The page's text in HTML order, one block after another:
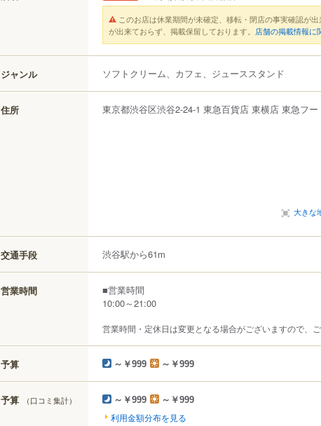
このお店は休業期間が未確定、移転・閉店の事実確認が
が出来ておらず、掲載保留しております。 店舗の掲載情報に
ジャンル ソフトクリーム、カフェ、ジューススタンド
住所 東京都渋谷区渋谷2-24-1 東急百貨店 東横店 東急フ
大きな
交通手段 渋谷駅から61m
営業時間
■営業時間
10:00～21:00
営業時間・定休日は変更となる場合がございますので、
予算 ～￥999 ～￥999
予算 （口コミ集計） ～￥999 ～￥999
利用金額分布を見る